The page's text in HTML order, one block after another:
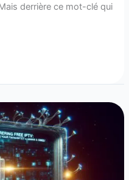
derrière ce mot-clé qui